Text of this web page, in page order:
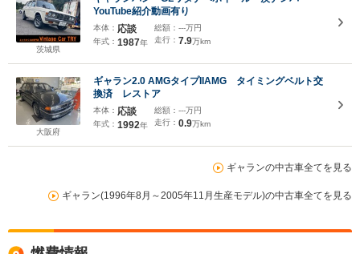
茨城県
YouTube紹介動画有り
本体： 応談
年式： 1987年
総額： ---万円
走行： 7.9万km
大阪府
ギャラン2.0 AMGタイプIIAMG タイミングベルト交
換済 レストア
本体： 応談
年式： 1992年
総額： ---万円
走行： 0.9万km
ギャランの中古車全てを見る
ギャラン(1996年8月～2005年11月生産モデル)の中古車全てを見る